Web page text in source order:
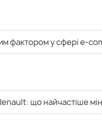
фактором у сфері e-
що найчастіше